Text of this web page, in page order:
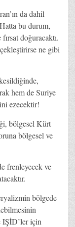
da dahil
bu durum,
doğuracaktı.
ne gibi
hem de Suriye
ezecektir!
bölgesel Kürt
bölgesel ve
frenleyecek ve
bölgede
IŞİD’ler için